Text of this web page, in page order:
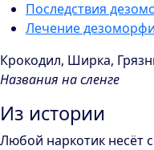
Последствия
Лечение
Крокодил, Ширка,
Названия на сленге
Из истории
Любой наркотик несёт